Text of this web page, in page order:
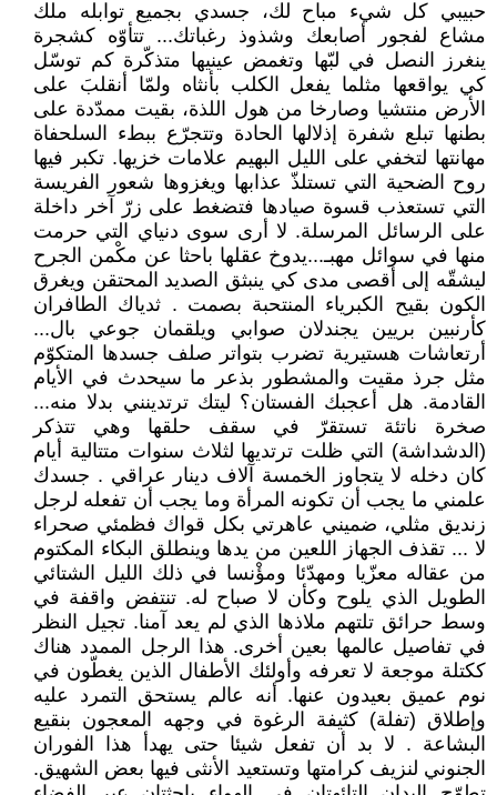
حبيبي كل شيء مباح لك، جسدي بجميع توابله ملك
مشاع لفجور أصابعك وشذوذ رغباتك... تتأوّه كشجرة
ينغرز النصل في لبّها وتغمض عينيها متذكّرة كم توسّل
كي يواقعها مثلما يفعل الكلب بأنثاه ولمّا أنقلبَ على
الأرض منتشيا وصارخا من هول اللذة، بقيت ممدّدة على
بطنها تبلع شفرة إذلالها الحادة وتتجرّع ببطء السلحفاة
مهانتها لتخفي على الليل البهيم علامات خزيها. تكبر فيها
روح الضحية التي تستلذّ عذابها ويغزوها شعور الفريسة
التي تستعذب قسوة صيادها فتضغط على زرّ آخر داخلة
على الرسائل المرسلة. لا أرى سوى دنياي التي حرمت
منها في سوائل مهبـ...يدوخ عقلها باحثا عن مكْمن الجرح
ليشقّه إلى أقصى مدى كي ينبثق الصديد المحتقن ويغرق
الكون بقيح الكبرياء المنتحبة بصمت . ثدياك الطافران
كأرنبين بريين يجندلان صوابي ويلقمان جوعي بال...
أرتعاشات هستيرية تضرب بتواتر صلف جسدها المتكوّم
مثل جرذ مقيت والمشطور بذعر ما سيحدث في الأيام
القادمة. هل أعجبك الفستان؟ ليتك ترتدينني بدلا منه...
صخرة ناتئة تستقرّ في سقف حلقها وهي تتذكر
(الدشداشة) التي ظلت ترتديها لثلاث سنوات متتالية أيام
كان دخله لا يتجاوز الخمسة آلاف دينار عراقي . جسدك
علمني ما يجب أن تكونه المرأة وما يجب أن تفعله لرجل
زنديق مثلي، ضميني عاهرتي بكل قواك فظمئي صحراء
لا ... تقذف الجهاز اللعين من يدها وينطلق البكاء المكتوم
من عقاله معزّيا ومهدّئا ومؤْنسا في ذلك الليل الشتائي
الطويل الذي يلوح وكأن لا صباح له. تنتفض واقفة في
وسط حرائق تلتهم ملاذها الذي لم يعد آمنا. تجيل النظر
في تفاصيل عالمها بعين أخرى. هذا الرجل الممدد هناك
ككتلة موجعة لا تعرفه وأولئك الأطفال الذين يغطّون في
نوم عميق بعيدون عنها. أنه عالم يستحق التمرد عليه
وإطلاق (تفلة) كثيفة الرغوة في وجهه المعجون بنقيع
البشاعة . لا بد أن تفعل شيئا حتى يهدأ هذا الفوران
الجنوني لنزيف كرامتها وتستعيد الأنثى فيها بعض الشهيق.